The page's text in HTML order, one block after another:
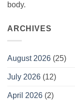
body.
ARCHIVES
August 2026 (25)
July 2026 (12)
April 2026 (2)